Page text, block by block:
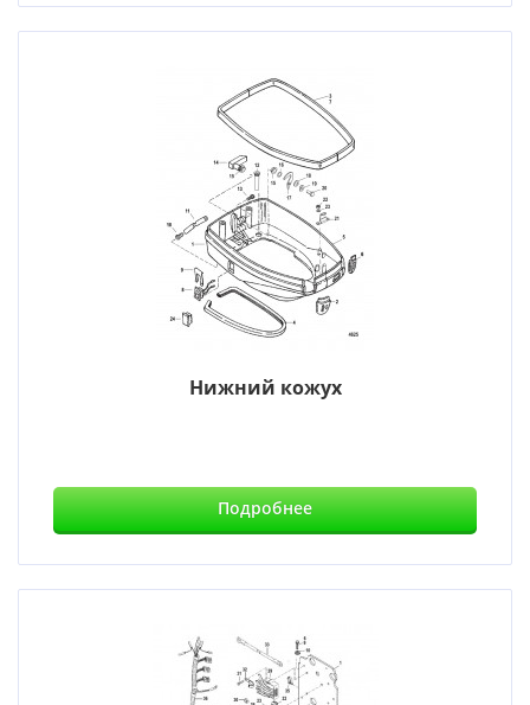
Нижний кожух
Подробнее